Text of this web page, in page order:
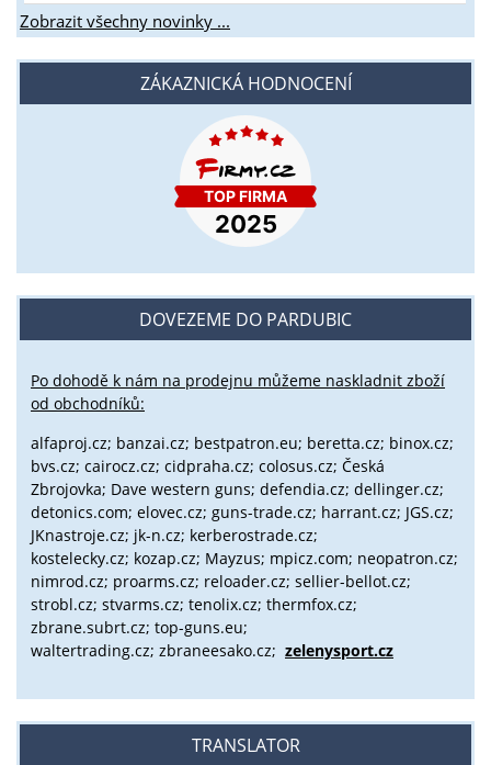
Zobrazit všechny novinky ...
ZÁKAZNICKÁ HODNOCENÍ
DOVEZEME DO PARDUBIC
Po dohodě k nám na prodejnu můžeme naskladnit zboží
od obchodníků:
alfaproj.cz; banzai.cz; bestpatron.eu; beretta.cz; binox.cz;
bvs.cz; cairocz.cz; cidpraha.cz; colosus.cz; Česká
Zbrojovka; Dave western guns; defendia.cz; dellinger.cz;
detonics.com; elovec.cz; guns-trade.cz; harrant.cz; JGS.cz;
JKnastroje.cz; jk-n.cz; kerberostrade.cz;
kostelecky.cz; kozap.cz; Mayzus; mpicz.com; neopatron.cz;
nimrod.cz; proarms.cz; reloader.cz; sellier-bellot.cz;
strobl.cz; stvarms.cz; tenolix.cz; thermfox.cz;
zbrane.subrt.cz; top-guns.eu;
waltertrading.cz; zbraneesako.cz; zelenysport.cz
TRANSLATOR